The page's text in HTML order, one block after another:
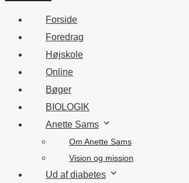
Luk
Forside
Foredrag
Højskole
Online
Bøger
BIOLOGIK
Anette Sams
Om Anette Sams
Vision og mission
Ud af diabetes